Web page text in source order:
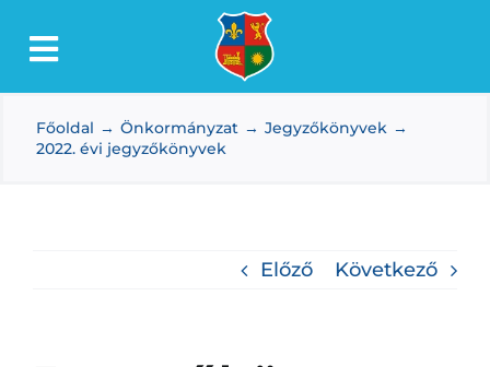
Toggle
Lőkösháza
Intézmények
Főoldal Önkormányzat
Jegyzőkönyvek
2022. évi jegyzőkönyvek
Előző Következő